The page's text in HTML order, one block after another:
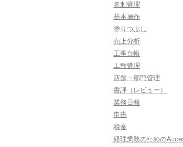
名刺管理
基本操作
塗りつぶし
売上分析
工事台帳
工程管理
店舗・部門管理
書評（レビュー）
業務日報
申告
税金
経理業務のための